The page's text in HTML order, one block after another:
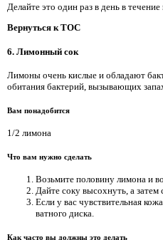
Делайте это один раз в день в течение
Вернуться к TOC
6. Лимонный сок
Лимоны очень кислые и обладают
обитания бактерий, вызывающих
Вам понадобится
1/2 лимона
Что вам нужно сделать
Возьмите половину лимона и
Дайте соку высохнуть, а затем
Если у вас чувствительная
ватного диска.
Как часто вы должны это делать